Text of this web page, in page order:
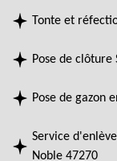
Tonte et
Pose de clôture
Pose de gazon
Service
Noble 47270